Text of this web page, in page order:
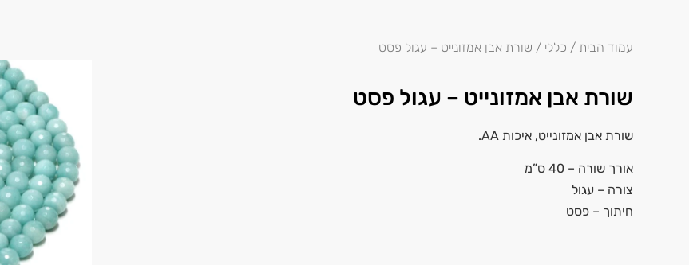
עמוד הבית / כללי / שורת אבן אמזונייט – עגול פסט
שורת אבן אמזונייט – עגול פסט
שורת אבן אמזונייט, איכות AA.
אורך שורה – 40 ס”מ
צורה – עגול
חיתוך – פסט